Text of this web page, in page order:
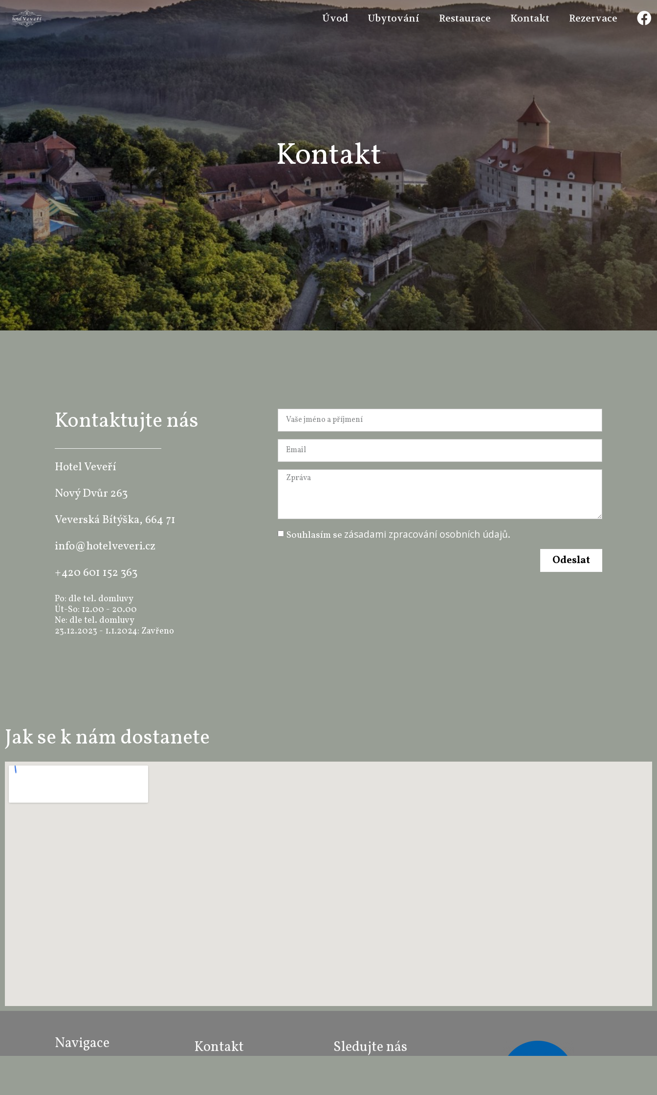
Úvod Ubytování Restaurace Kontakt Rezervace
Kontakt
Kontaktujte nás
Hotel Veveří
Nový Dvůr 263
Veverská Bítýška, 664 71
info@hotelveveri.cz
+420 601 152 363
Po: dle tel. domluvy
Út-So: 12.00 - 20.00
Ne: dle tel. domluvy
23.12.2023 - 1.1.2024: Zavřeno
Souhlasím se zásadami zpracování osobních údajů.
Odeslat
Jak se k nám dostanete
Navigace Kontakt Sledujte nás